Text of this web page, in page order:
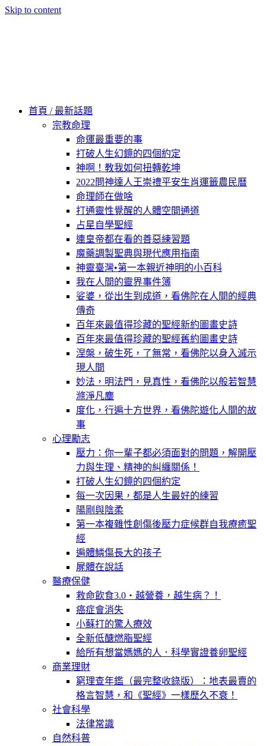
Skip to content
首頁 / 最新話題
宗教命理
命運最重要的事
打破人生幻鏡的四個約定
神啊！教我如何扭轉乾坤
2022問神達人王崇禮平安生肖運籤農民曆
命理師在做啥
打通靈性覺醒的人體空間通道
占星自學聖經
連皇帝都在看的善惡練習題
魔藥調製聖典與現代應用指南
神靈臺灣•第一本親近神明的小百科
我在人間的靈界事件簿
娑婆，從出生到成道，看佛陀在人間的經典
傳奇
百年來最值得珍藏的聖經新約圖畫史詩
百年來最值得珍藏的聖經舊約圖畫史詩
涅槃，破生死，了無常，看佛陀以身入滅示
現人間
妙法，明法門，見真性，看佛陀以般若智慧
滌淨凡塵
度化，行遍十方世界，看佛陀遊化人間的故
事
心理勵志
壓力：你一輩子都必須面對的問題，解開壓
力與生理、精神的糾纏關係！
打破人生幻鏡的四個約定
每一次因果，都是人生最好的練習
陽剛與陰柔
第一本複雜性創傷後壓力症候群自我療癒聖
經
遍體鱗傷長大的孩子
屍體在說話
醫療保健
救命飲食3.0‧越營養，越生病？！
癌症會消失
小蘇打的驚人療效
全新低醣燃脂聖經
給所有想當媽媽的人．科學實證養卵聖經
商業理財
窮理查年鑑（最完整收錄版）：地表最賣的
格言智慧，和《聖經》一樣歷久不衰！
社會科學
法律常識
自然科普